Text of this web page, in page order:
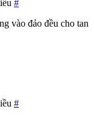
#
vào đảo đều cho tan
#